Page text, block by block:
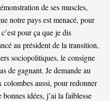
de ses muscles,
notre pays est menacé, pour
pour ça que je dis
au président de la transition,
sociopolitiques, le consigne
de gagnant. Je demande au
aussi, pour redonner
idées, j’ai la faiblesse